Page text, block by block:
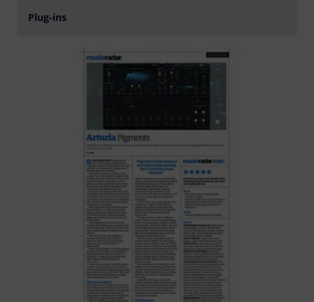
Plug-ins